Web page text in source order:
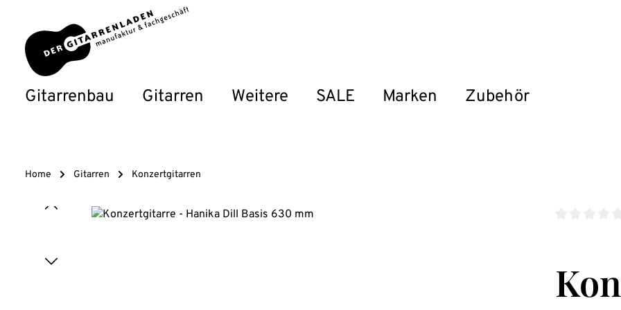
Zur Hauptnavigation springen
Gitarrenbau Gitarren Weitere SALE Marken Zubehör
Home Gitarren Konzertgitarren
Bildergalerie überspringen